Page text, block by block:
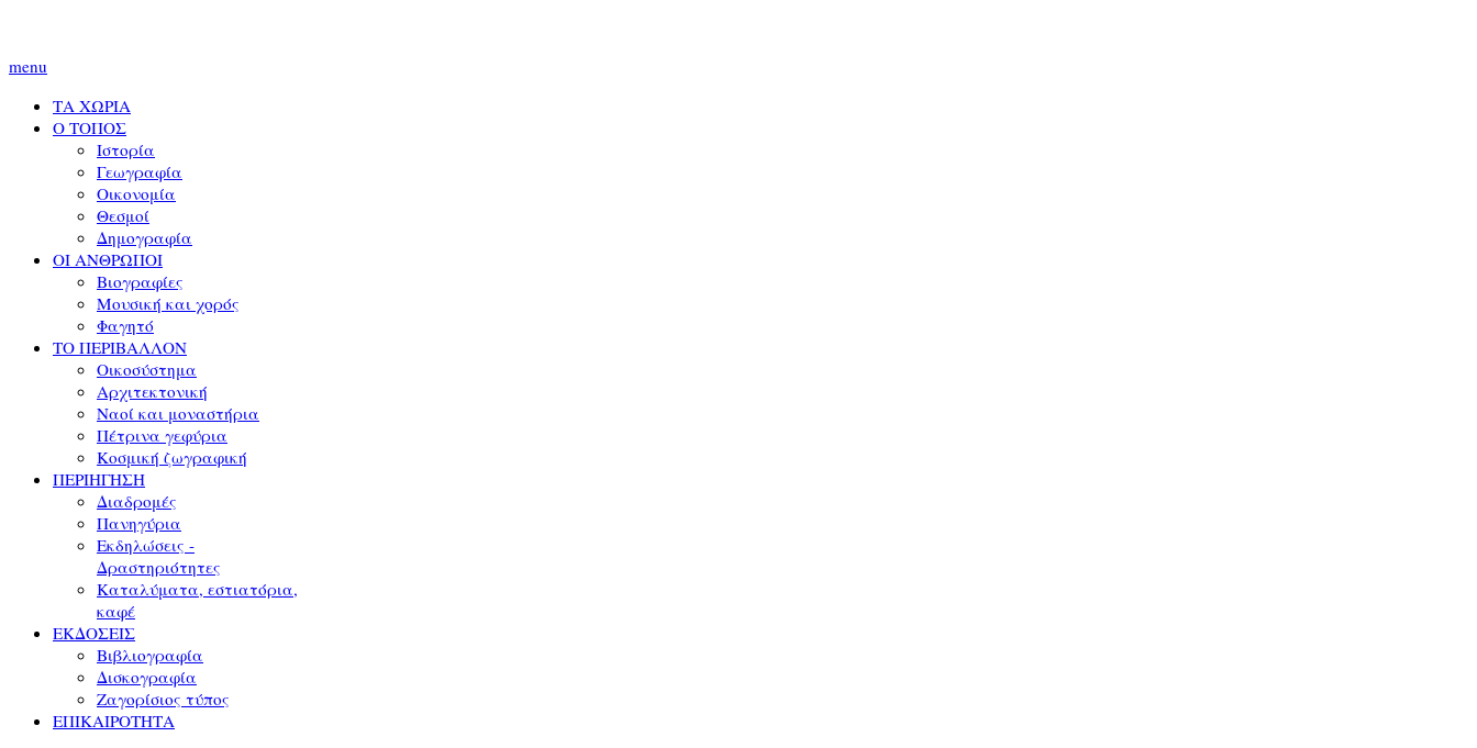
menu
ΤΑ ΧΩΡΙΑ
Ο ΤΟΠΟΣ
Ιστορία
Γεωγραφία
Οικονομία
Θεσμοί
Δημογραφία
ΟΙ ΑΝΘΡΩΠΟΙ
Βιογραφίες
Μουσική και χορός
Φαγητό
ΤΟ ΠΕΡΙΒΑΛΛΟΝ
Οικοσύστημα
Αρχιτεκτονική
Ναοί και μοναστήρια
Πέτρινα γεφύρια
Κοσμική ζωγραφική
ΠΕΡΙΗΓΗΣΗ
Διαδρομές
Πανηγύρια
Εκδηλώσεις -
Δραστηριότητες
Καταλύματα, εστιατόρια,
καφέ
ΕΚΔΟΣΕΙΣ
Βιβλιογραφία
Δισκογραφία
Ζαγορίσιος τύπος
ΕΠΙΚΑΙΡΟΤΗΤΑ